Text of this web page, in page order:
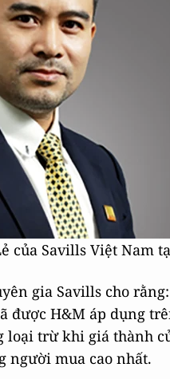
của Savills Việt Nam
gia Savills cho
được H&M áp dụng
loại trừ khi giá thành
người mua cao nhất.